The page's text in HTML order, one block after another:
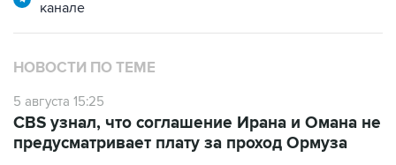
канале
НОВОСТИ ПО ТЕМЕ
5 августа 15:25
CBS узнал, что соглашение Ирана и Омана не
предусматривает плату за проход Ормуза